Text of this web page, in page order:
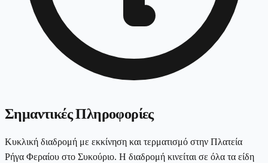
Σημαντικές Πληροφορίες
Κυκλική διαδρομή με εκκίνηση και τερματισμό στην Πλατεία
Ρήγα Φεραίου στο Συκούριο. Η διαδρομή κινείται σε όλα τα είδη